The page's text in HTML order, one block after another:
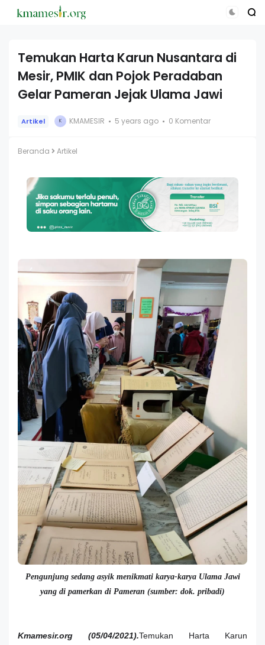
Temukan Harta Karun Nusantara di
Mesir, PMIK dan Pojok Peradaban
Gelar Pameran Jejak Ulama Jawi
Artikel K KMAMESIR 5 years ago 0 Komentar
Beranda Artikel
Pengunjung sedang asyik menikmati karya-karya Ulama Jawi
yang di pamerkan di Pameran (sumber: dok. pribadi)
Kmamesir.org (05/04/2021).Temukan Harta Karun